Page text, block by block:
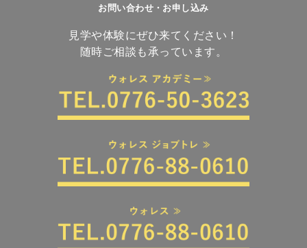
お問い合わせ・お申し込み
見学や体験にぜひ来てください！
随時ご相談も承っています。